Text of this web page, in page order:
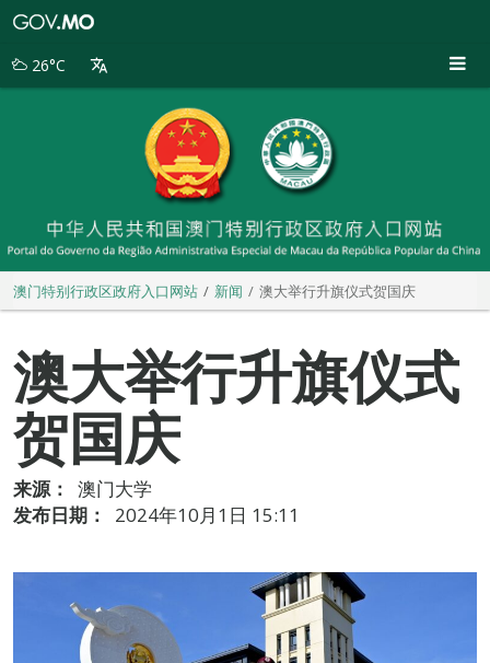
别
26°C
澳门特别行政区政府入口网站 新闻 澳大举行升旗仪式贺国庆
澳大举行升旗仪式
贺国庆
来源：
澳门大学
发布日期：
2024年10月1日 15:11